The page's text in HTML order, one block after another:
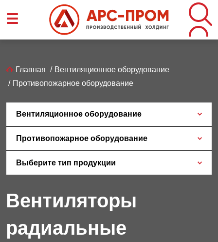
☰
Строка
навигации
Главная
Вентиляционное оборудование
Противопожарное оборудование
Вентиляционное оборудование
Противопожарное оборудование
Выберите тип продукции
Вентиляторы
радиальные